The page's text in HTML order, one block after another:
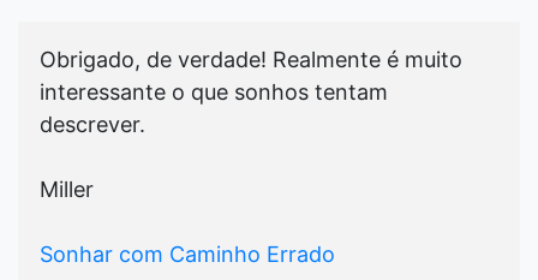
Obrigado, de verdade! Realmente é muito
interessante o que sonhos tentam
descrever.
Miller
Sonhar com Caminho Errado